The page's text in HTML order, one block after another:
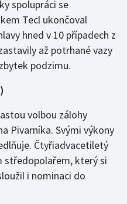
spolupráci se
Tecl ukončoval
hned v 10 případech z
až potrhané vazy
podzimu.
volbou zálohy
Pivarníka. Svými výkony
Čtyřiadvacetiletý
středopolařem, který si
i nominaci do